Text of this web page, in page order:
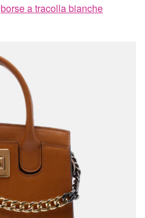
borse a tracolla bianche